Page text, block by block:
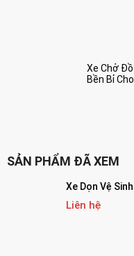
Xe Chở
Bền Bỉ
SẢN PHẨM ĐÃ XEM
Xe Dọn Vệ
Liên hệ